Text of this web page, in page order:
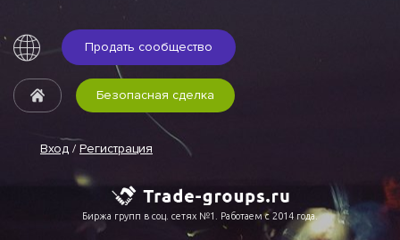
Продать сообщество
Вход / Регистрация
Безопасная сделка
Биржа групп в соц. сетях №1. Работаем с 2014 года.